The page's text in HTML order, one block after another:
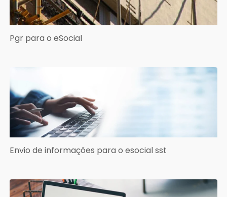
Pgr para o eSocial
Envio de informações para o esocial sst